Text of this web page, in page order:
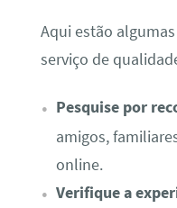
Aqui estão
serviço de
Pesquise por
amigos,
online.
Verifique a